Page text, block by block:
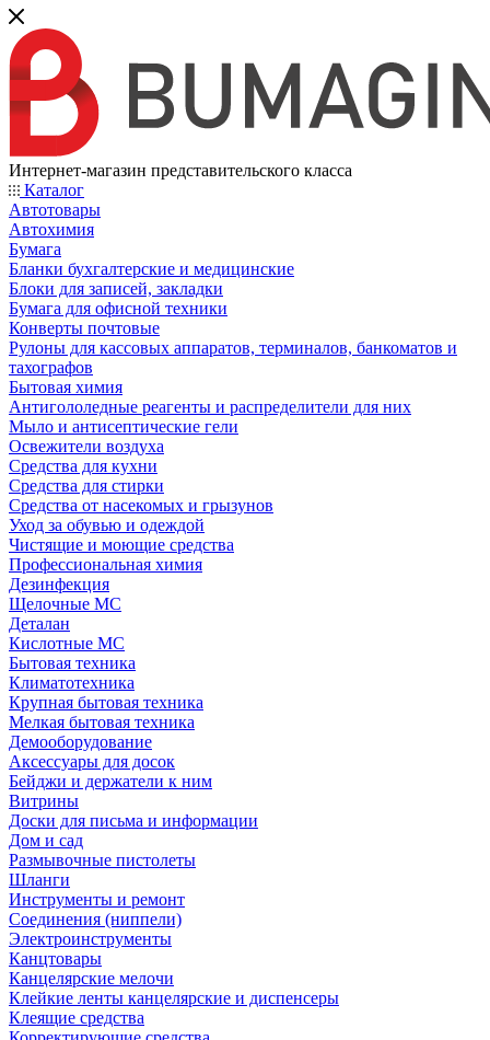
Интернет-магазин представительского класса
Каталог
Автотовары
Автохимия
Бумага
Бланки бухгалтерские и медицинские
Блоки для записей, закладки
Бумага для офисной техники
Конверты почтовые
Рулоны для кассовых аппаратов, терминалов, банкоматов и
тахографов
Бытовая химия
Антигололедные реагенты и распределители для них
Мыло и антисептические гели
Освежители воздуха
Средства для кухни
Средства для стирки
Средства от насекомых и грызунов
Уход за обувью и одеждой
Чистящие и моющие средства
Профессиональная химия
Дезинфекция
Щелочные МС
Деталан
Кислотные МС
Бытовая техника
Климатотехника
Крупная бытовая техника
Мелкая бытовая техника
Демооборудование
Аксессуары для досок
Бейджи и держатели к ним
Витрины
Доски для письма и информации
Дом и сад
Размывочные пистолеты
Шланги
Инструменты и ремонт
Соединения (ниппели)
Электроинструменты
Канцтовары
Канцелярские мелочи
Клейкие ленты канцелярские и диспенсеры
Клеящие средства